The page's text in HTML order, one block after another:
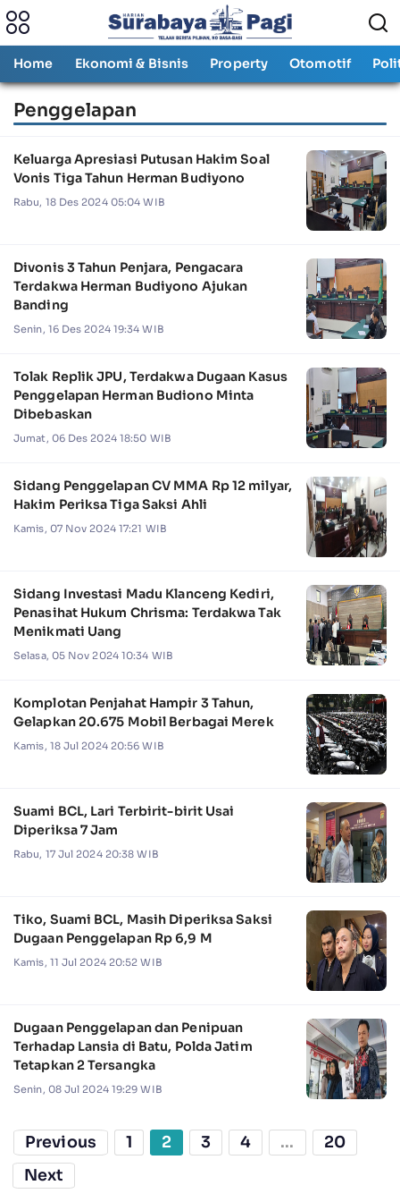
Home Ekonomi & Bisnis Property Otomotif
Penggelapan
Keluarga Apresiasi Putusan Hakim Soal
Vonis Tiga Tahun Herman Budiyono
Rabu, 18 Des 2024 05:04 WIB
Divonis 3 Tahun Penjara, Pengacara
Terdakwa Herman Budiyono Ajukan
Banding
Senin, 16 Des 2024 19:34 WIB
Tolak Replik JPU, Terdakwa Dugaan Kasus
Penggelapan Herman Budiono Minta
Dibebaskan
Jumat, 06 Des 2024 18:50 WIB
Sidang Penggelapan CV MMA Rp 12 milyar,
Hakim Periksa Tiga Saksi Ahli
Kamis, 07 Nov 2024 17:21 WIB
Sidang Investasi Madu Klanceng Kediri,
Penasihat Hukum Chrisma: Terdakwa Tak
Menikmati Uang
Selasa, 05 Nov 2024 10:34 WIB
Komplotan Penjahat Hampir 3 Tahun,
Gelapkan 20.675 Mobil Berbagai Merek
Kamis, 18 Jul 2024 20:56 WIB
Suami BCL, Lari Terbirit-birit Usai
Diperiksa 7 Jam
Rabu, 17 Jul 2024 20:38 WIB
Tiko, Suami BCL, Masih Diperiksa Saksi
Dugaan Penggelapan Rp 6,9 M
Kamis, 11 Jul 2024 20:52 WIB
Dugaan Penggelapan dan Penipuan
Terhadap Lansia di Batu, Polda Jatim
Tetapkan 2 Tersangka
Senin, 08 Jul 2024 19:29 WIB
Previous 1 2 3 4 ...
20
Next